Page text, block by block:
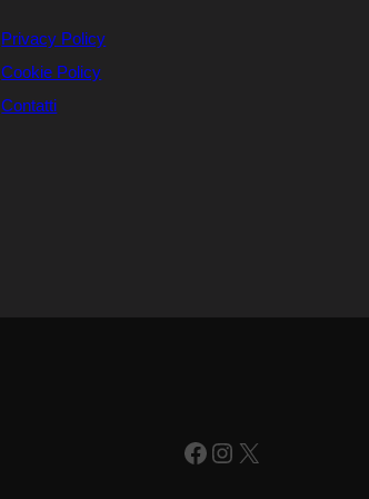
Privacy Policy
Cookie Policy
Contatti
Facebook
Instagram
X